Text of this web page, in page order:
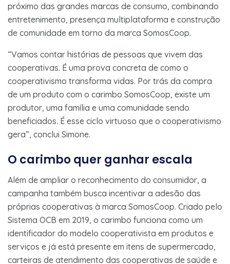
próximo das grandes marcas de consumo, combinando
entretenimento, presença multiplataforma e construção
de comunidade em torno da marca SomosCoop.
“Vamos contar histórias de pessoas que vivem das
cooperativas. É uma prova concreta de como o
cooperativismo transforma vidas. Por trás da compra
de um produto com o carimbo SomosCoop, existe um
produtor, uma família e uma comunidade sendo
beneficiados. É esse ciclo virtuoso que o cooperativismo
gera”, conclui Simone.
O carimbo quer ganhar escala
Além de ampliar o reconhecimento do consumidor, a
campanha também busca incentivar a adesão das
próprias cooperativas à marca SomosCoop. Criado pelo
Sistema OCB em 2019, o carimbo funciona como um
identificador do modelo cooperativista em produtos e
serviços e já está presente em itens de supermercado,
carteiras de atendimento das cooperativas de saúde e